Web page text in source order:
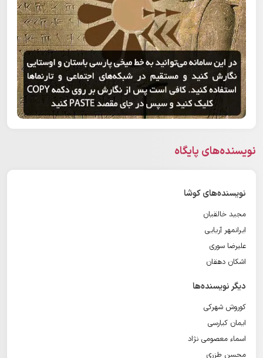
نویسنده‌های پایگاه
نویسنده‌های کوشا
مجید خالقیان
ایرانمهر آریایی
علیرضا سوری
اشکان دهقان
دیگر نویسنده‌ها
کوروش شهرکی
ایمان کیارسی
اسماء معصومی نژاد
محسن طزری